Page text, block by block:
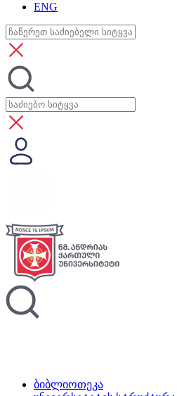
ENG
ბიბლიოთეკა